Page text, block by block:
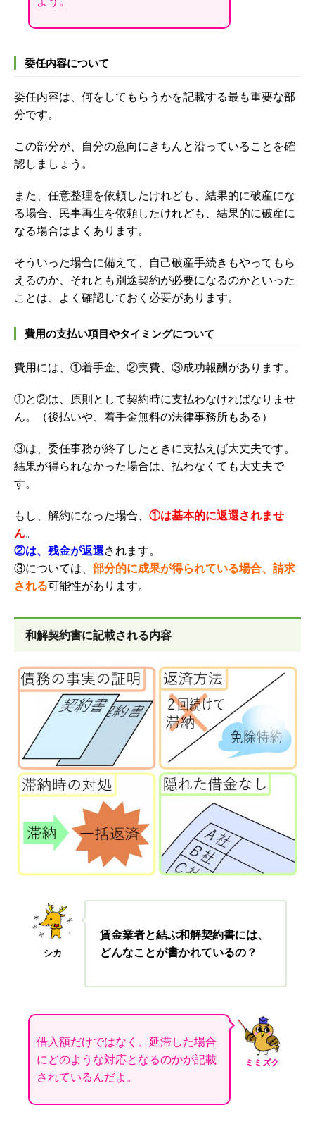
委任内容について
委任内容は、何をしてもらうかを記載する最も重要な部
分です。
この部分が、自分の意向にきちんと沿っていることを確
認しましょう。
また、任意整理を依頼したけれども、結果的に破産にな
る場合、民事再生を依頼したけれども、結果的に破産に
なる場合はよくあります。
そういった場合に備えて、自己破産手続きもやってもら
えるのか、それとも別途契約が必要になるのかといった
ことは、よく確認しておく必要があります。
費用の支払い項目やタイミングについて
費用には、①着手金、②実費、③成功報酬があります。
①と②は、原則として契約時に支払わなければなりませ
ん。（後払いや、着手金無料の法律事務所もある）
③は、委任事務が終了したときに支払えば大丈夫です。
結果が得られなかった場合は、払わなくても大丈夫で
す。
もし、解約になった場合、 ①は基本的に返還されませ
ん。
②は、残金が返還されます。
③については、 部分的に成果が得られている場合、請求
される可能性があります。
和解契約書に記載される内容
シカ
賃金業者と結ぶ和解契約書には、
どんなことが書かれているの？
ミミズク
借入額だけではなく、延滞した場合
にどのような対応となるのかが記載
されているんだよ。